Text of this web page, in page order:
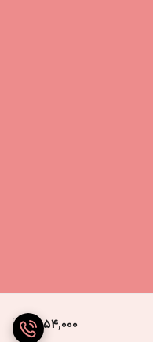
1,854,000